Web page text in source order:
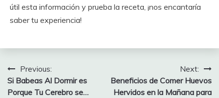
útil esta información y prueba la receta, ¡nos encantaría
saber tu experiencia!
Post
navigation
Previous:
Si Babeas Al Dormir es
Porque Tu Cerebro se…
Next:
Beneficios de Comer Huevos
Hervidos en la Mañana para